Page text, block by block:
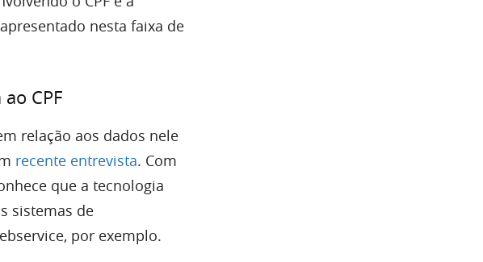
nesta faixa de
CPF
relação aos dados nele
recente entrevista. Com
que a tecnologia
sistemas de
por exemplo.